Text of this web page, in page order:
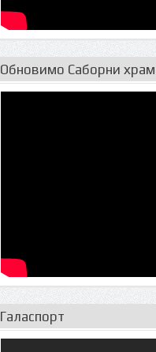
Обновимо Саборни храм
Галаспорт